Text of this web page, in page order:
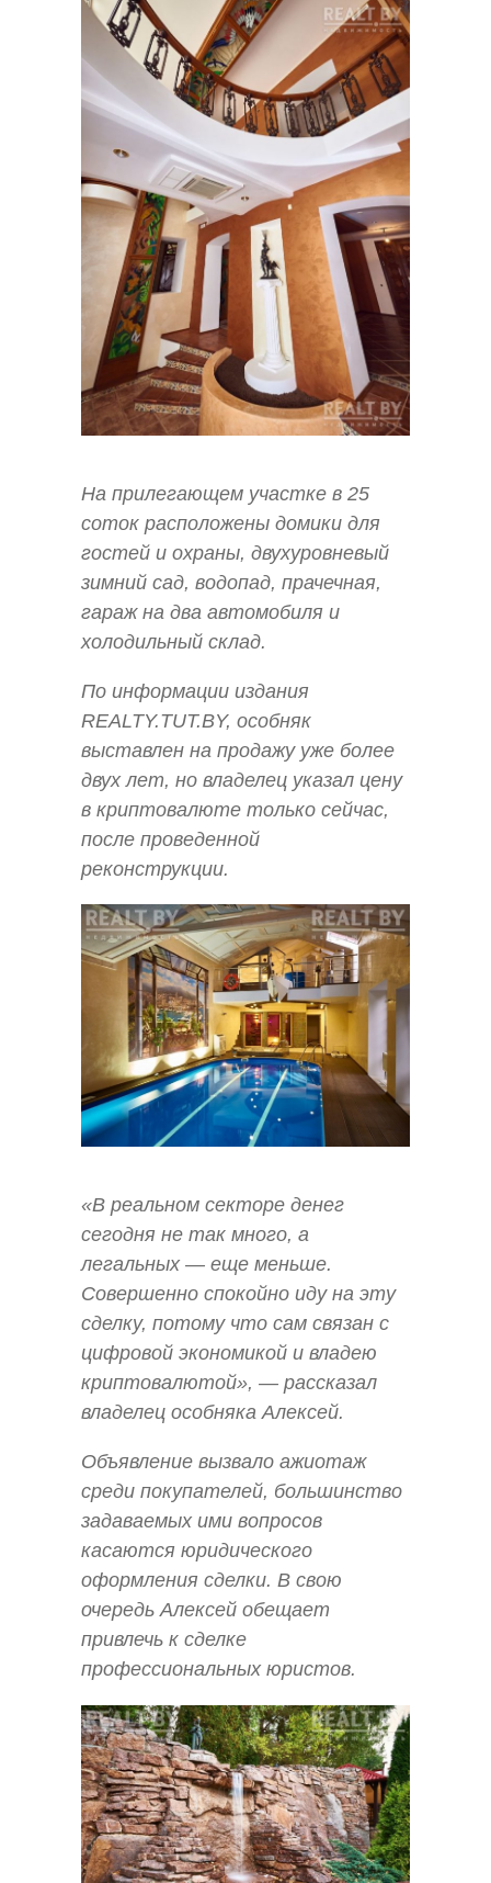
На прилегающем участке в 25
соток расположены домики для
гостей и охраны, двухуровневый
зимний сад, водопад, прачечная,
гараж на два автомобиля и
холодильный склад.
По информации издания
REALTY.TUT.BY, особняк
выставлен на продажу уже более
двух лет, но владелец указал цену
в криптовалюте только сейчас,
после проведенной
реконструкции.
«В реальном секторе денег
сегодня не так много, а
легальных — еще меньше.
Совершенно спокойно иду на эту
сделку, потому что сам связан с
цифровой экономикой и владею
криптовалютой», — рассказал
владелец особняка Алексей.
Объявление вызвало ажиотаж
среди покупателей, большинство
задаваемых ими вопросов
касаются юридического
оформления сделки. В свою
очередь Алексей обещает
привлечь к сделке
профессиональных юристов.